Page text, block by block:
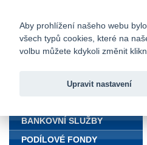
Fio banka
BANKOVNÍ SLUŽBY
PODÍLOVÉ FONDY
Aby prohlížení našeho webu
všech typů cookies, které na
volbu můžete kdykoli změnit
Upravit nastavení